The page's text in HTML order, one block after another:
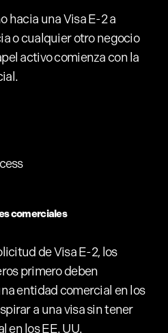
hacia una Visa E-2 a
o cualquier otro negocio
activo comienza con la
comerciales
de Visa E-2, los
primero deben
entidad comercial en los
a una visa sin tener
en los EE. UU.